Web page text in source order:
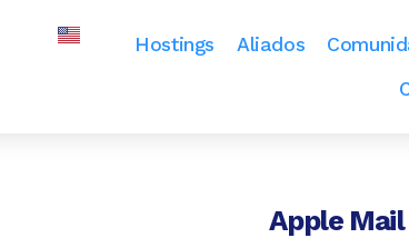
Hostings Aliados
Apple Mail